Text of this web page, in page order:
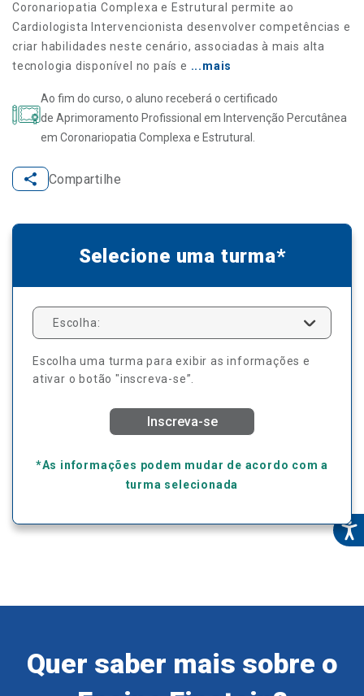
Coronariopatia Complexa e Estrutural permite ao
Cardiologista Intervencionista desenvolver competências e
criar habilidades neste cenário, associadas à mais alta
tecnologia disponível no país e ...mais
Ao fim do curso, o aluno receberá o certificado
de Aprimoramento Profissional em Intervenção Percutânea
em Coronariopatia Complexa e Estrutural.
Compartilhe
Selecione uma turma*
Escolha:
Escolha uma turma para exibir as informações e
ativar o botão "inscreva-se”.
Inscreva-se
*As informações podem mudar de acordo com a
turma selecionada
Quer saber mais sobre o